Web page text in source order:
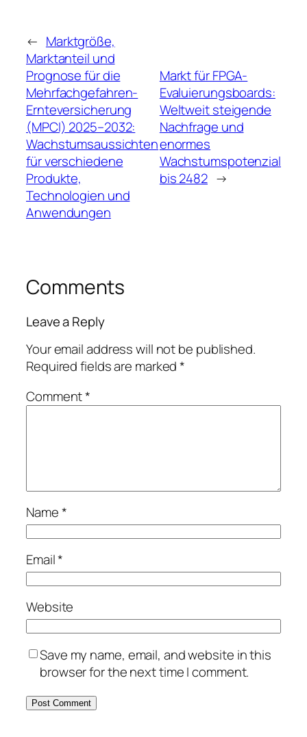
← Marktgröße,
Marktanteil und
Prognose für die
Mehrfachgefahren-
Ernteversicherung
(MPCI) 2025–2032:
Wachstumsaussichten
für verschiedene
Produkte,
Technologien und
Anwendungen
Markt für FPGA-
Evaluierungsboards:
Weltweit steigende
Nachfrage und
enormes
Wachstumspotenzial
bis 2482 →
Comments
Leave a Reply
Your email address will not be published.
Required fields are marked*
Comment*
Name*
Email*
Website
Save my name, email, and website in this
browser for the next time I comment.